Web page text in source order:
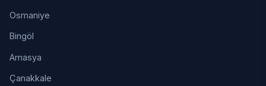
Osmaniye
Bingöl
Amasya
Çanakkale